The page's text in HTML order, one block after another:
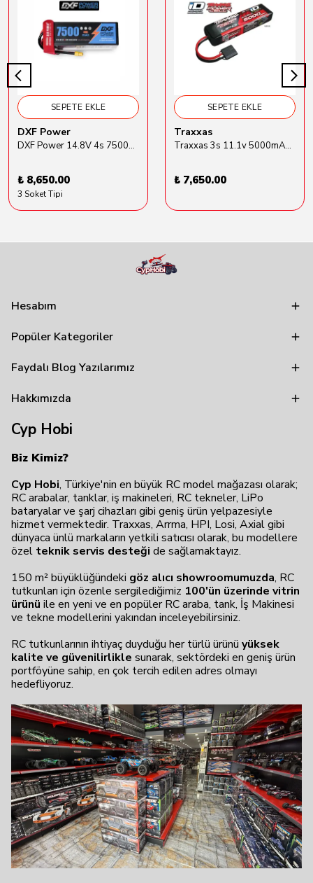
SEPETE EKLE
DXF Power
DXF Power 14.8V 4s 7500mAh 80C Hardcase Lipo Batarya
₺ 8,650.00
3 Soket Tipi
SEPETE EKLE
Traxxas
Traxxas 3s 11.1v 5000mAh Lipo Batarya (TRX 2872X)
₺ 7,650.00
Hesabım
Popüler Kategoriler
Faydalı Blog Yazılarımız
Hakkımızda
Cyp Hobi
Biz Kimiz?
Cyp Hobi, Türkiye'nin en büyük RC model mağazası olarak;
RC arabalar, tanklar, iş makineleri, RC tekneler, LiPo
bataryalar ve şarj cihazları gibi geniş ürün yelpazesiyle
hizmet vermektedir. Traxxas, Arrma, HPI, Losi, Axial gibi
dünyaca ünlü markaların yetkili satıcısı olarak, bu modellere
özel teknik servis desteği de sağlamaktayız.
150 m² büyüklüğündeki göz alıcı showroomumuzda, RC
tutkunları için özenle sergilediğimiz 100'ün üzerinde vitrin
ürünü ile en yeni ve en popüler RC araba, tank, İş Makinesi
ve tekne modellerini yakından inceleyebilirsiniz.
RC tutkunlarının ihtiyaç duyduğu her türlü ürünü yüksek
kalite ve güvenilirlikle sunarak, sektördeki en geniş ürün
portföyüne sahip, en çok tercih edilen adres olmayı
hedefliyoruz.